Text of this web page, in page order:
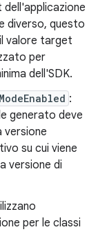
diverso, questo
valore target
per
dell'SDK.
:
generato deve
versione
su cui viene
versione di
per le classi